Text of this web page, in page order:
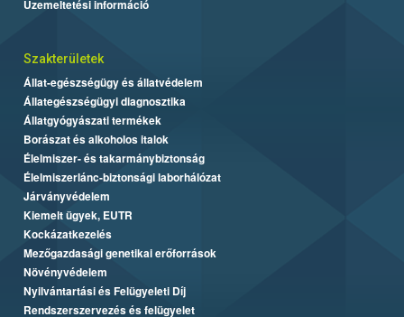
Üzemeltetési információ
Szakterületek
Állat-egészségügy és állatvédelem
Állategészségügyi diagnosztika
Állatgyógyászati termékek
Borászat és alkoholos italok
Élelmiszer- és takarmánybiztonság
Élelmiszerlánc-biztonsági laborhálózat
Járványvédelem
Kiemelt ügyek, EUTR
Kockázatkezelés
Mezőgazdasági genetikai erőforrások
Növényvédelem
Nyilvántartási és Felügyeleti Díj
Rendszerszervezés és felügyelet